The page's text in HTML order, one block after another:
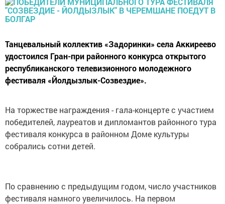
Танцевальный коллектив «Задоринки» села Аккиреево
удостоился Гран-при районного конкурса открытого
республиканского телевизионного молодежного
фестиваля «Йолдызлык-Созвездие».
На торжестве награждения - гала-концерте с участием
победителей, лауреатов и дипломантов районного тура
фестиваля конкурса в районном Доме культуры
собрались сотни детей.
По сравнению с предыдущим годом, число участников
фестиваля намного увеличилось. На первом